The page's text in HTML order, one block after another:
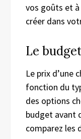
vos goûts et à
créer dans
Le
Le prix d’une
fonction du
des options
budget avant
comparez les